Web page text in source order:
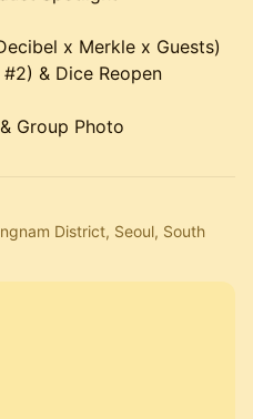
x Merkle x Guests)
& Dice Reopen
Group Photo
District, Seoul, South